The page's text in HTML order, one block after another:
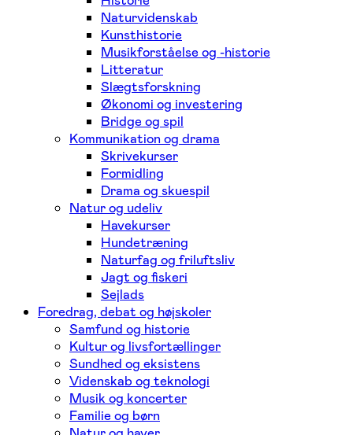
Naturvidenskab
Kunsthistorie
Musikforståelse og -historie
Litteratur
Slægtsforskning
Økonomi og investering
Bridge og spil
Kommunikation og drama
Skrivekurser
Formidling
Drama og skuespil
Natur og udeliv
Havekurser
Hundetræning
Naturfag og friluftsliv
Jagt og fiskeri
Sejlads
Foredrag, debat og højskoler
Samfund og historie
Kultur og livsfortællinger
Sundhed og eksistens
Videnskab og teknologi
Musik og koncerter
Familie og børn